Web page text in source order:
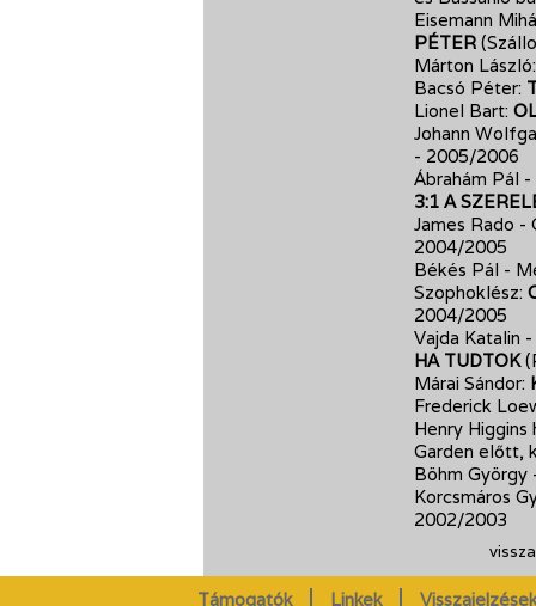
Eisemann
PÉTER
Márton
Bacsó Péter:
Lionel Bart:
Johann
- 2005/2006
Ábrahám Pál
3:1 A
James Rado
2004/2005
Békés Pál -
Szophoklész:
2004/2005
Vajda Katalin
HA TUDTOK
Márai Sándor:
Frederick
Henry
Garden előtt,
Böhm György
Korcsmáros
2002/2003
Támogatók Linkek